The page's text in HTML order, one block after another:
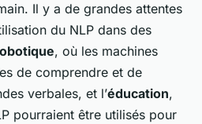
Il y a de grandes attentes
du NLP dans des
, où les machines
de comprendre et de
verbales, et l’éducation,
pourraient être utilisés pour